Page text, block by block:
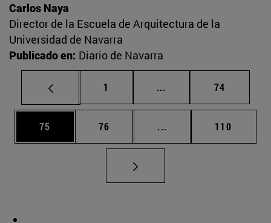
Carlos Naya
Director de la Escuela de Arquitectura de la
Universidad de Navarra
Publicado en: Diario de Navarra
Página
1 ... Páginas intermedias
Página
74
Página
75 Página
76 ... Páginas intermedias
Página
110